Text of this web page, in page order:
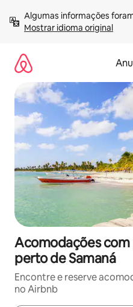
para
Mostrar idioma original
Acomodações com
perto de Samaná
Encontre e reserve
no Airbnb